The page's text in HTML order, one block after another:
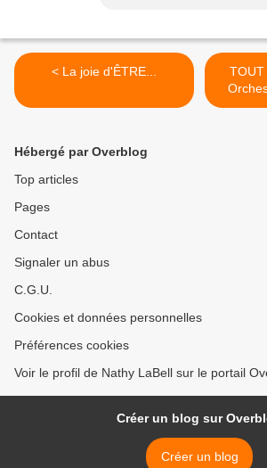
< La joie d'ÊTRE...
TOUT
Hébergé par Overblog
Top articles
Pages
Contact
Signaler un abus
C.G.U.
Cookies et données personnelles
Préférences cookies
Voir le profil de Nathy LaBell sur le portail
Créer un blog sur
Créer un blog